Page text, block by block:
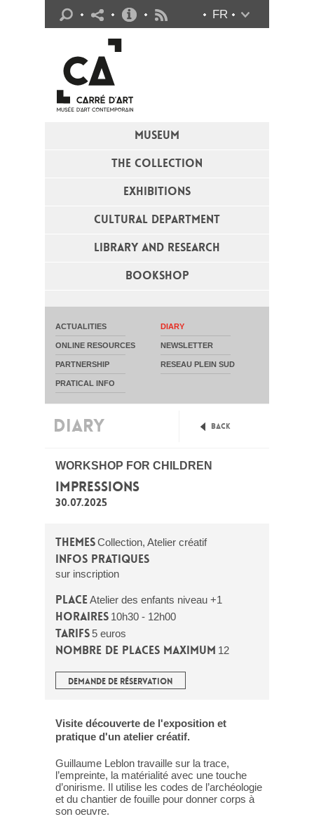
MUSEUM
THE COLLECTION
EXHIBITIONS
CULTURAL DEPARTMENT
LIBRARY AND RESEARCH
BOOKSHOP
FR
ACTUALITIES DIARY
ONLINE RESOURCES NEWSLETTER
PARTNERSHIP RESEAU PLEIN SUD
PRATICAL INFO
Practical info
DIARY Back
WORKSHOP FOR CHILDREN
IMPRESSIONS
30.07.2025
ThemesCollection, Atelier créatif
Infos pratiques
sur inscription
PlaceAtelier des enfants niveau +1
Horaires 10h30 - 12h00
Tarifs 5 euros
Nombre de places maximum 12
DEMANDE DE RÉSERVATION
Visite découverte de l'exposition et
pratique d'un atelier créatif.
Guillaume Leblon travaille sur la trace,
l’empreinte, la matérialité avec une touche
d’onirisme. Il utilise les codes de l’archéologie
et du chantier de fouille pour donner corps à
son oeuvre.